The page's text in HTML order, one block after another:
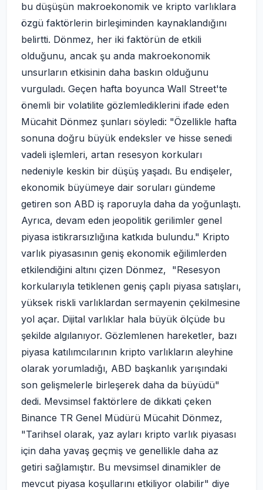
bu düşüşün makroekonomik ve kripto varlıklara
özgü faktörlerin birleşiminden kaynaklandığını
belirtti. Dönmez, her iki faktörün de etkili
olduğunu, ancak şu anda makroekonomik
unsurların etkisinin daha baskın olduğunu
vurguladı. Geçen hafta boyunca Wall Street'te
önemli bir volatilite gözlemlediklerini ifade eden
Mücahit Dönmez şunları söyledi: "Özellikle hafta
sonuna doğru büyük endeksler ve hisse senedi
vadeli işlemleri, artan resesyon korkuları
nedeniyle keskin bir düşüş yaşadı. Bu endişeler,
ekonomik büyümeye dair soruları gündeme
getiren son ABD iş raporuyla daha da yoğunlaştı.
Ayrıca, devam eden jeopolitik gerilimler genel
piyasa istikrarsızlığına katkıda bulundu." Kripto
varlık piyasasının geniş ekonomik eğilimlerden
etkilendiğini altını çizen Dönmez, "Resesyon
korkularıyla tetiklenen geniş çaplı piyasa satışları,
yüksek riskli varlıklardan sermayenin çekilmesine
yol açar. Dijital varlıklar hala büyük ölçüde bu
şekilde algılanıyor. Gözlemlenen hareketler, bazı
piyasa katılımcılarının kripto varlıkların aleyhine
olarak yorumladığı, ABD başkanlık yarışındaki
son gelişmelerle birleşerek daha da büyüdü"
dedi. Mevsimsel faktörlere de dikkati çeken
Binance TR Genel Müdürü Mücahit Dönmez,
"Tarihsel olarak, yaz ayları kripto varlık piyasası
için daha yavaş geçmiş ve genellikle daha az
getiri sağlamıştır. Bu mevsimsel dinamikler de
mevcut piyasa koşullarını etkiliyor olabilir" diye